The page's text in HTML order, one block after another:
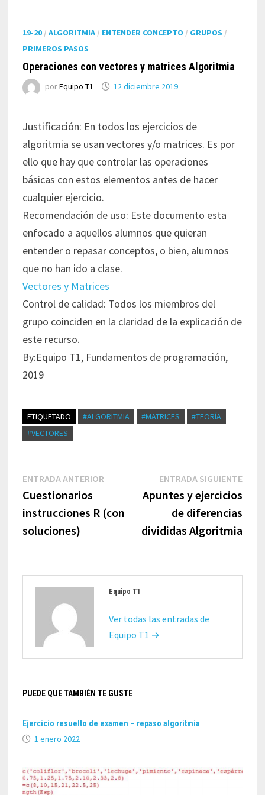
19-20 /ALGORITMIA / ENTENDER CONCEPTO / GRUPOS /
PRIMEROS PASOS
Operaciones con vectores y matrices Algoritmia
porEquipo T1 12 diciembre 2019
Justificación: En todos los ejercicios de
algoritmia se usan vectores y/o matrices. Es por
ello que hay que controlar las operaciones
básicas con estos elementos antes de hacer
cualquier ejercicio.
Recomendación de uso: Este documento esta
enfocado a aquellos alumnos que quieran
entender o repasar conceptos, o bien, alumnos
que no han ido a clase.
Vectores y Matrices
Control de calidad: Todos los miembros del
grupo coinciden en la claridad de la explicación de
este recurso.
By:Equipo T1, Fundamentos de programación,
2019
ETIQUETADO #ALGORITMIA #MATRICES
#TEORÍA
#VECTORES
Navegación
entradas
ENTRADA ANTERIOR
Cuestionarios
instrucciones R (con
soluciones)
ENTRADA SIGUIENTE
Apuntes y ejercicios
de diferencias
divididas Algoritmia
Equipo T1
Ver todas las entradas de
Equipo T1 →
PUEDE QUE TAMBIÉN TE GUSTE
Ejercicio resuelto de examen – repaso algoritmia
1 enero 2022